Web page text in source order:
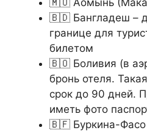
🇲🇴 Аомынь
🇧🇩 Бангладеш –
границе для
билетом
🇧🇴 Боливия (в
бронь отеля.
срок до 90 дней.
иметь фото
🇧🇫 Буркина-Фасо